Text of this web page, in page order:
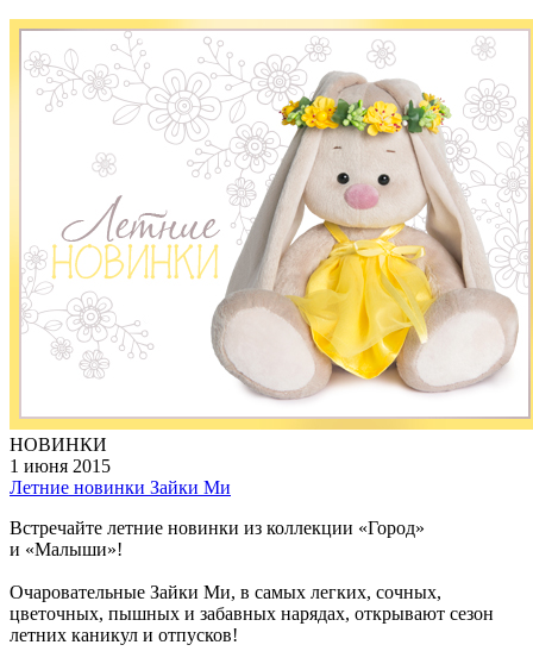
НОВИНКИ
1 июня 2015
Летние новинки Зайки Ми
Встречайте летние новинки из коллекции «Город»
и «Малыши»!
Очаровательные Зайки Ми, в самых легких, сочных,
цветочных, пышных и забавных нарядах, открывают сезон
летних каникул и отпусков!